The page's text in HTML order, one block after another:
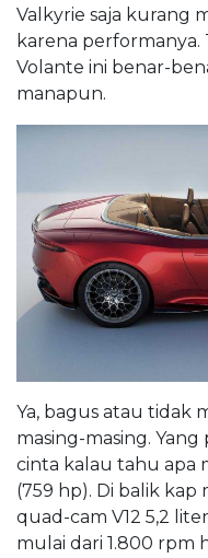
Valkyrie saja kurang
karena performanya.
Volante ini benar-
manapun.
Ya, bagus atau tidak
masing-masing.
cinta kalau tahu apa
(759 hp). Di balik kap
quad-cam V12 5,2
mulai dari 1.800 rpm